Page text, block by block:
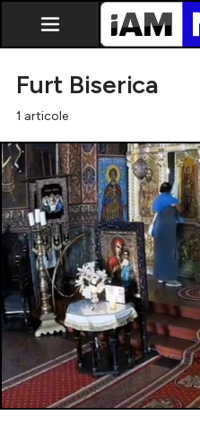
Exclusiv
Furt Biserica
1 articole